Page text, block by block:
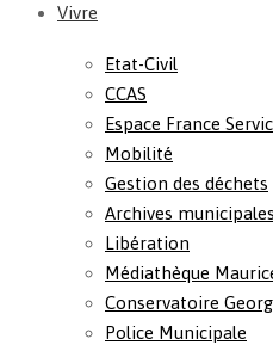
Vivre
Etat-Civil
CCAS
Espace France
Mobilité
Gestion des déchets
Archives municipales
Libération
Médiathèque
Conservatoire
Police Municipale